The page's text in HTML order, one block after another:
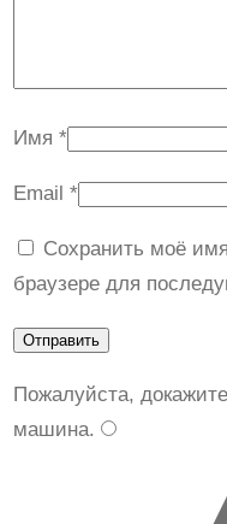
Имя *
Email *
Сохранить моё
браузере для
Пожалуйста,
машина.